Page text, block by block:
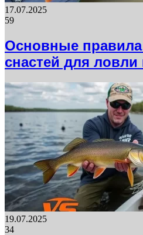
17.07.2025
59
Основные
снастей для ловли
19.07.2025
34